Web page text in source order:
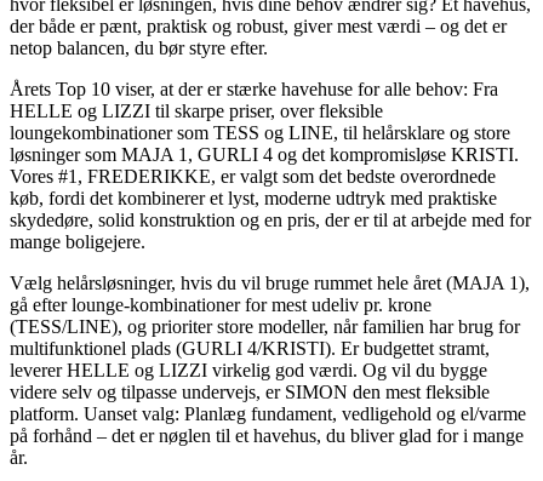
der både er pænt, praktisk og robust, giver mest værdi – og det er
netop balancen, du bør styre efter.
Årets Top 10 viser, at der er stærke havehuse for alle behov: Fra
HELLE og LIZZI til skarpe priser, over fleksible
loungekombinationer som TESS og LINE, til helårsklare og store
løsninger som MAJA 1, GURLI 4 og det kompromisløse KRISTI.
Vores #1, FREDERIKKE, er valgt som det bedste overordnede
køb, fordi det kombinerer et lyst, moderne udtryk med praktiske
skydedøre, solid konstruktion og en pris, der er til at arbejde med for
mange boligejere.
Vælg helårsløsninger, hvis du vil bruge rummet hele året (MAJA 1),
gå efter lounge-kombinationer for mest udeliv pr. krone
(TESS/LINE), og prioriter store modeller, når familien har brug for
multifunktionel plads (GURLI 4/KRISTI). Er budgettet stramt,
leverer HELLE og LIZZI virkelig god værdi. Og vil du bygge
videre selv og tilpasse undervejs, er SIMON den mest fleksible
platform. Uanset valg: Planlæg fundament, vedligehold og el/varme
på forhånd – det er nøglen til et havehus, du bliver glad for i mange
år.